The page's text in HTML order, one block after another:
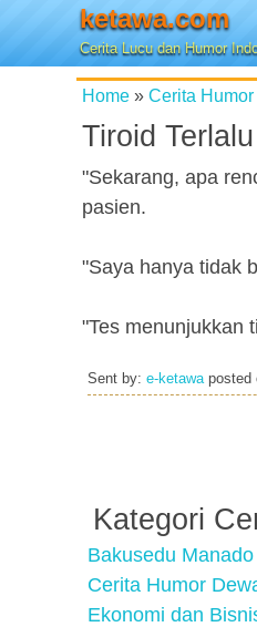
ketawa.com
Cerita Lucu dan Humor
Home » Cerita
Tiroid
"Sekarang, apa
pasien.
"Saya hanya tidak
"Tes menunjukkan
Sent by: e-ketawaposted
Kategori
Bakusedu Manado
Cerita Humor
Ekonomi dan